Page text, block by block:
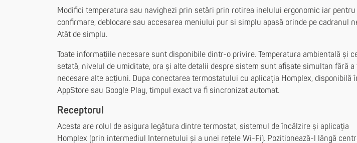
Modifici temperatura sau navighezi prin setări prin rotirea inelului ergonomic iar pentru
confirmare, deblocare sau accesarea meniului pur si simplu apasă orinde pe cadranul
Atât de simplu.
Toate informațiile necesare sunt disponibile dintr-o privire. Temperatura ambientală și
setată, nivelul de umiditate, ora și alte detalii despre sistem sunt afișate simultan fără a
necesare alte acțiuni. Dupa conectarea termostatului cu aplicația Homplex, disponibilă
AppStore sau Google Play, timpul exact va fi sincronizat automat.
Receptorul
Acesta are rolul de asigura legătura dintre termostat, sistemul de încălzire și aplicația
Homplex (prin intermediul Internetului și a unei rețele Wi-Fi). Pozitionează-l lângă